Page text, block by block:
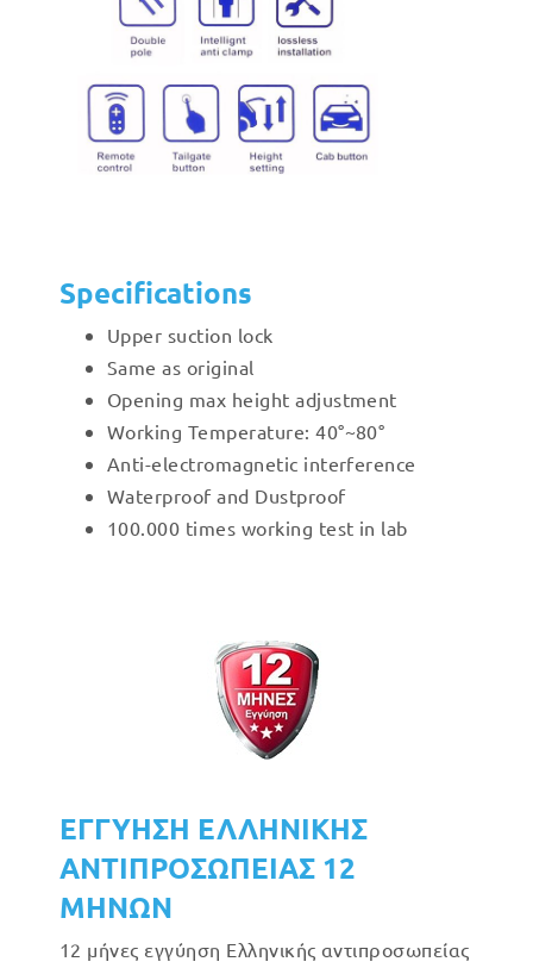
Specifications
Upper suction lock
Same as original
Opening max height adjustment
Working Temperature: 40°~80°
Anti-electromagnetic interference
Waterproof and Dustproof
100.000 times working test in lab
ΕΓΓΥΗΣΗ ΕΛΛΗΝΙΚΗΣ
ΑΝΤΙΠΡΟΣΩΠΕΙΑΣ 12
ΜΗΝΩΝ
12 μήνες εγγύηση Ελληνικής αντιπροσωπείας